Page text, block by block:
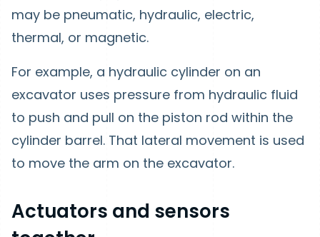
may be pneumatic, hydraulic, electric,
thermal, or magnetic.
For example, a hydraulic cylinder on an
excavator uses pressure from hydraulic fluid
to push and pull on the piston rod within the
cylinder barrel. That lateral movement is used
to move the arm on the excavator.
Actuators and sensors